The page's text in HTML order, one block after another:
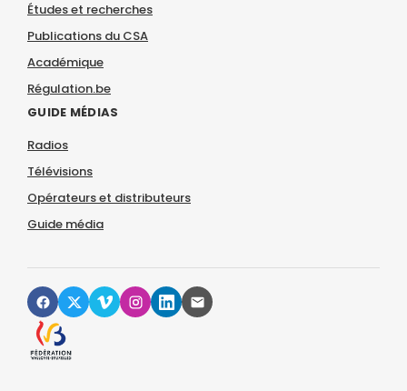
Études et recherches
Publications du CSA
Académique
Régulation.be
GUIDE MÉDIAS
Radios
Télévisions
Opérateurs et distributeurs
Guide média